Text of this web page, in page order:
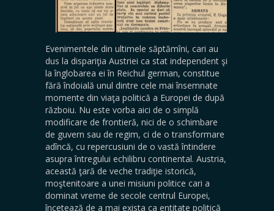
Evenimentele din ultimele săptămîni, cari au
dus la dispariţia Austriei ca stat independent şi
la înglobarea ei în Reichul german, constitue
fără îndoială unul dintre cele mai însemnate
momente din viaţa politică a Europei de după
războiu. Nu este vorba aici de o simplă
modificare de frontieră, nici de o schimbare
de guvern sau de regim, ci de o transformare
adîncă, cu repercusiuni de o vastă întindere
asupra întregului echilibru continental. Austria,
această ţară de veche tradiţie istorică,
moştenitoare a unei misiuni politice cari a
dominat vreme de secole centrul Europei,
încetează de a mai exista ca entitate politică